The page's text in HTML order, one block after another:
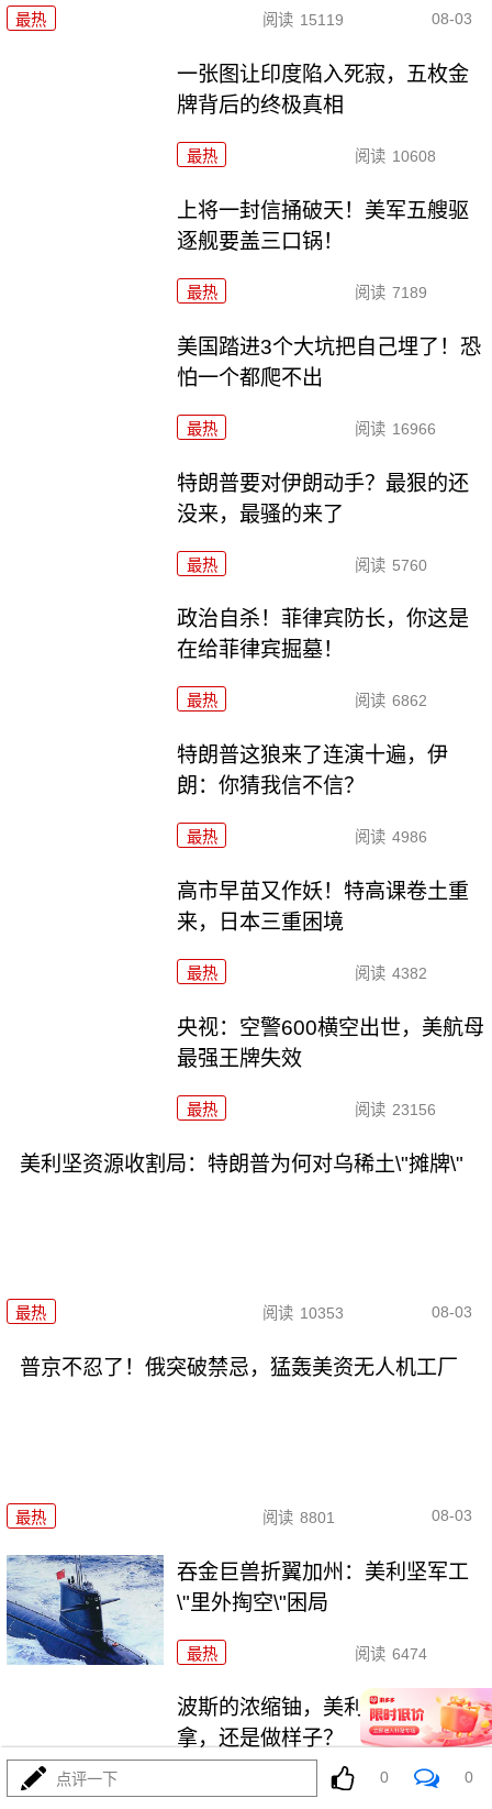
最热 阅读 15119 08-03
一张图让印度陷入死寂，五枚金
牌背后的终极真相
最热 阅读 10608
上将一封信捅破天！美军五艘驱
逐舰要盖三口锅！
最热 阅读 7189
美国踏进3个大坑把自己埋了！恐
怕一个都爬不出
最热 阅读 16966
特朗普要对伊朗动手？最狠的还
没来，最骚的来了
最热 阅读 5760
政治自杀！菲律宾防长，你这是
在给菲律宾掘墓！
最热 阅读 6862
特朗普这狼来了连演十遍，伊
朗：你猜我信不信？
最热 阅读 4986
高市早苗又作妖！特高课卷土重
来，日本三重困境
最热 阅读 4382
央视：空警600横空出世，美航母
最强王牌失效
最热 阅读 23156
美利坚资源收割局：特朗普为何对乌稀土\"摊牌\"
最热 阅读 10353 08-03
普京不忍了！俄突破禁忌，猛轰美资无人机工厂
最热 阅读 8801 08-03
吞金巨兽折翼加州：美利坚军工
\"里外掏空\"困局
最热 阅读 6474
波斯的浓缩铀，美利坚是真想
拿，还是做样子？
4412
点评一下 0 0